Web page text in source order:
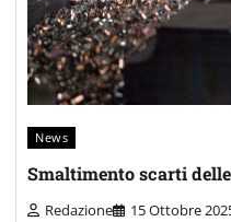
News
Smaltimento scarti
Redazione 15 Ottobre